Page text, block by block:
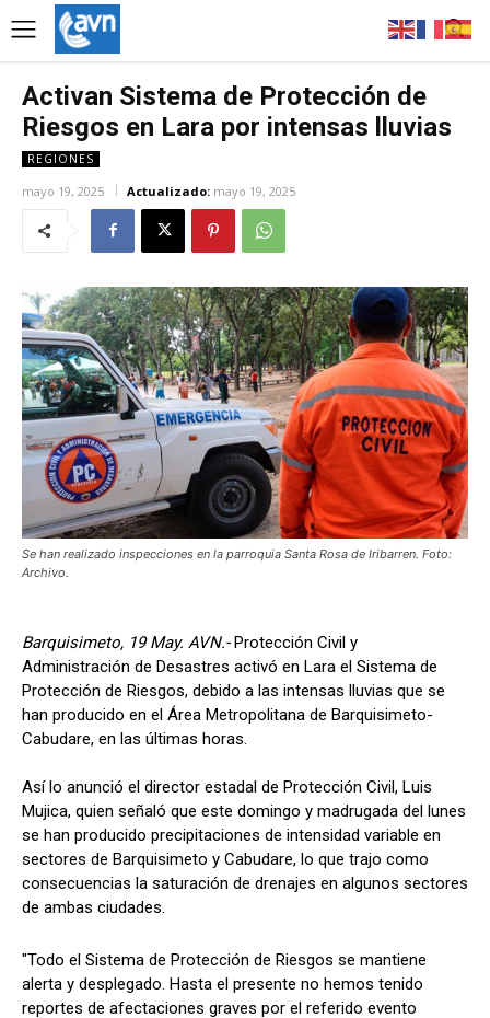
Activan Sistema de Protección de
Riesgos en Lara por intensas lluvias
REGIONES
mayo 19, 2025 Actualizado: mayo 19, 2025
Se han realizado inspecciones en la parroquia Santa Rosa de Iribarren. Foto:
Archivo.
Barquisimeto, 19 May. AVN.-Protección Civil y
Administración de Desastres activó en Lara el Sistema de
Protección de Riesgos, debido a las intensas lluvias que se
han producido en el Área Metropolitana de Barquisimeto-
Cabudare, en las últimas horas.
Así lo anunció el director estadal de Protección Civil, Luis
Mujica, quien señaló que este domingo y madrugada del lunes
se han producido precipitaciones de intensidad variable en
sectores de Barquisimeto y Cabudare, lo que trajo como
consecuencias la saturación de drenajes en algunos sectores
de ambas ciudades.
"Todo el Sistema de Protección de Riesgos se mantiene
alerta y desplegado. Hasta el presente no hemos tenido
reportes de afectaciones graves por el referido evento